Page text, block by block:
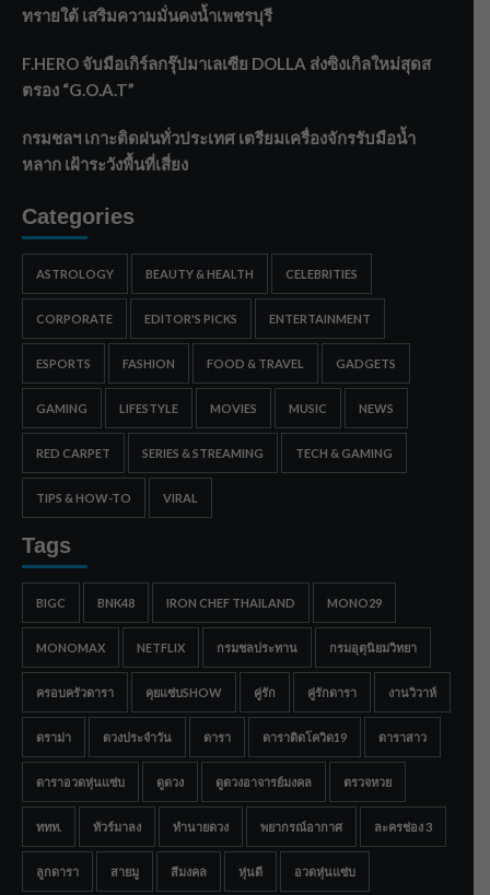
ทรายใต้ เสริมความมั่นคงน้ำเพชรบุรี
F.HERO จับมือเกิร์ลกรุ๊ปมาเลเซีย DOLLA ส่งซิงเกิลใหม่สุดส
ตรอง “G.O.A.T”
กรมชลฯ เกาะติดฝนทั่วประเทศ เตรียมเครื่องจักรรับมือน้ำ
หลาก เฝ้าระวังพื้นที่เสี่ยง
Categories
ASTROLOGY BEAUTY & HEALTH CELEBRITIES
CORPORATE EDITOR'S PICKS ENTERTAINMENT
ESPORTS FASHION FOOD & TRAVEL GADGETS
GAMING LIFESTYLE MOVIES MUSIC NEWS
RED CARPET SERIES & STREAMING TECH & GAMING
TIPS & HOW-TO VIRAL
Tags
BIGC BNK48 IRON CHEF THAILAND MONO29
MONOMAX NETFLIX กรมชลประทาน กรมอุตุนิยมวิทยา
ครอบครัวดารา คุยแซ่บSHOW คู่รัก คู่รักดารา งานวิวาห์
ดราม่า ดวงประจำวัน ดารา ดาราติดโควิด19 ดาราสาว
ดาราอวดหุ่นแซ่บ ดูดวง ดูดวงอาจารย์มงคล ตรวจหวย
ททท. ทัวร์มาลง ทำนายดวง พยากรณ์อากาศ ละครช่อง 3
ลูกดารา สายมู สีมงคล หุ่นดี อวดหุ่นแซ่บ